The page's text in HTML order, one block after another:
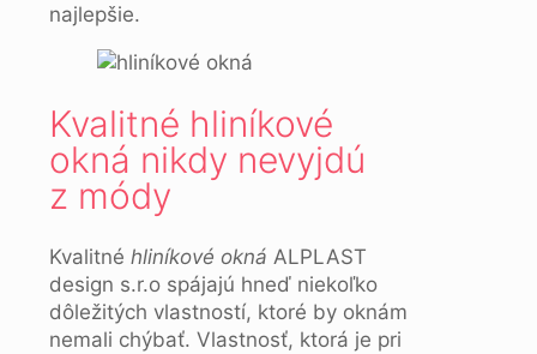
najlepšie.
Kvalitné hliníkové
okná nikdy nevyjdú
z módy
Kvalitné hliníkové okná ALPLAST
design s.r.o spájajú hneď niekoľko
dôležitých vlastností, ktoré by oknám
nemali chýbať. Vlastnosť, ktorá je pri